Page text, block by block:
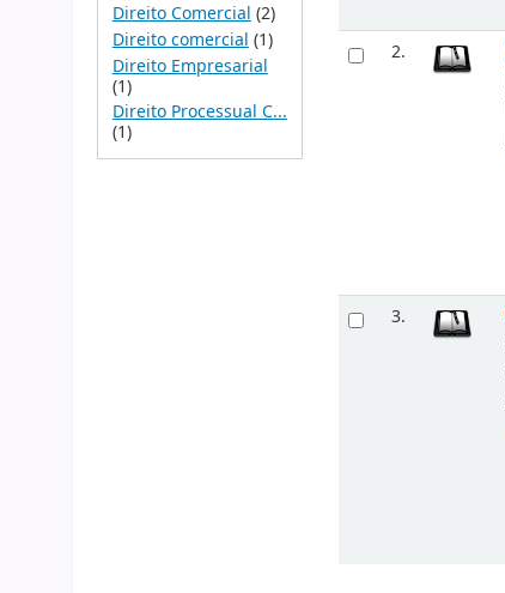
Direito Comercial (2)
Direito comercial (1)
Direito Empresarial
(1)
Direito Processual C...
(1)
2.
3.